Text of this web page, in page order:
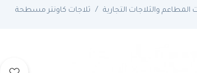
المطاعم والثلاجات التجارية ثلاجات كاونتر مسطحة